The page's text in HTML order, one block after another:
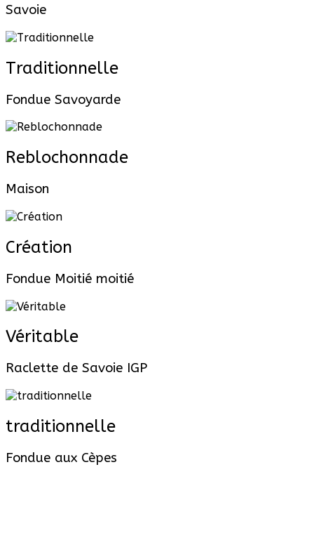
Savoie
Traditionnelle
Fondue Savoyarde
Reblochonnade
Maison
Création
Fondue Moitié moitié
Véritable
Raclette de Savoie IGP
traditionnelle
Fondue aux Cèpes